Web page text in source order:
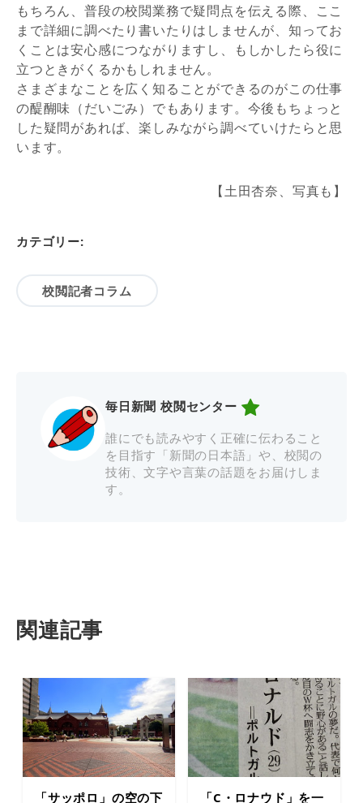
もちろん、普段の校閲業務で疑問点を伝える際、ここ
まで詳細に調べたり書いたりはしませんが、知ってお
くことは安心感につながりますし、もしかしたら役に
立つときがくるかもしれません。
さまざまなことを広く知ることができるのがこの仕事
の醍醐味（だいごみ）でもあります。今後もちょっと
した疑問があれば、楽しみながら調べていけたらと思
います。
【土田杏奈、写真も】
カテゴリー:
校閲記者コラム
毎日新聞 校閲センター
誰にでも読みやすく正確に伝わること
を目指す「新聞の日本語」や、校閲の
技術、文字や言葉の話題をお届けしま
す。
関連記事
「サッポロ」の空の下
「C・ロナウド」を一